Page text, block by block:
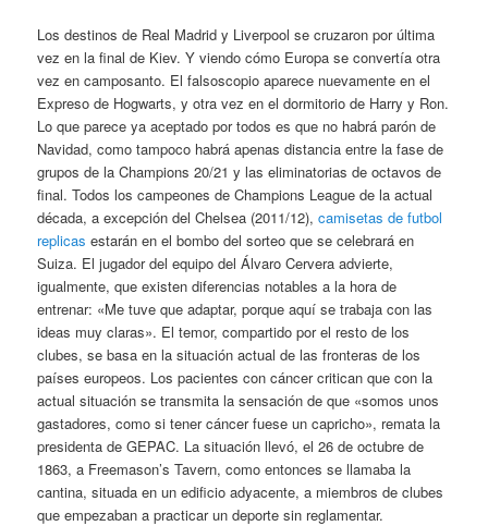
Los destinos de Real Madrid y Liverpool se cruzaron por última
vez en la final de Kiev. Y viendo cómo Europa se convertía otra
vez en camposanto. El falsoscopio aparece nuevamente en el
Expreso de Hogwarts, y otra vez en el dormitorio de Harry y Ron.
Lo que parece ya aceptado por todos es que no habrá parón de
Navidad, como tampoco habrá apenas distancia entre la fase de
grupos de la Champions 20/21 y las eliminatorias de octavos de
final. Todos los campeones de Champions League de la actual
década, a excepción del Chelsea (2011/12),camisetas de futbol
replicas estarán en el bombo del sorteo que se celebrará en
Suiza. El jugador del equipo del Álvaro Cervera advierte,
igualmente, que existen diferencias notables a la hora de
entrenar: «Me tuve que adaptar, porque aquí se trabaja con las
ideas muy claras». El temor, compartido por el resto de los
clubes, se basa en la situación actual de las fronteras de los
países europeos. Los pacientes con cáncer critican que con la
actual situación se transmita la sensación de que «somos unos
gastadores, como si tener cáncer fuese un capricho», remata la
presidenta de GEPAC. La situación llevó, el 26 de octubre de
1863, a Freemason’s Tavern, como entonces se llamaba la
cantina, situada en un edificio adyacente, a miembros de clubes
que empezaban a practicar un deporte sin reglamentar.